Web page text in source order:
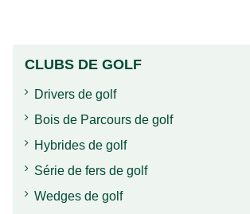
CLUBS DE GOLF
Drivers de golf
Bois de Parcours de golf
Hybrides de golf
Série de fers de golf
Wedges de golf